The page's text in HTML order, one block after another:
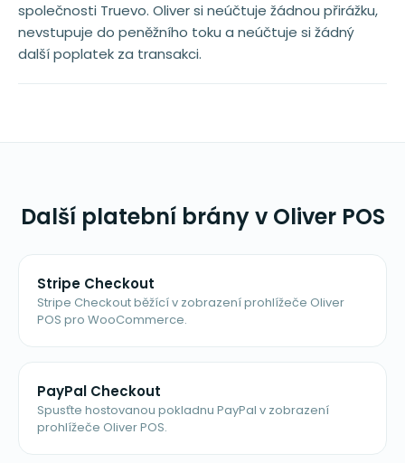
společnosti Truevo. Oliver si neúčtuje žádnou přirážku,
nevstupuje do peněžního toku a neúčtuje si žádný
další poplatek za transakci.
Další platební brány v Oliver POS
Stripe Checkout
Stripe Checkout běžící v zobrazení prohlížeče Oliver
POS pro WooCommerce.
PayPal Checkout
Spusťte hostovanou pokladnu PayPal v zobrazení
prohlížeče Oliver POS.